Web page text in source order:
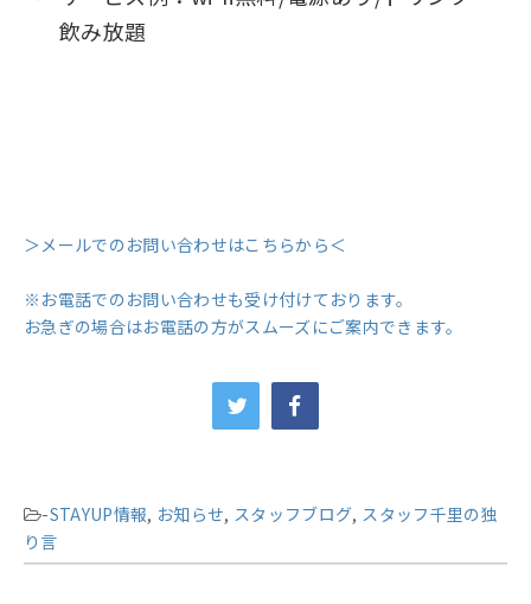
飲み放題
＞メールでのお問い合わせはこちらから＜
※お電話でのお問い合わせも受け付けております。
お急ぎの場合はお電話の方がスムーズにご案内できます。
-STAYUP情報, お知らせ, スタッフブログ, スタッフ千里の独
り言